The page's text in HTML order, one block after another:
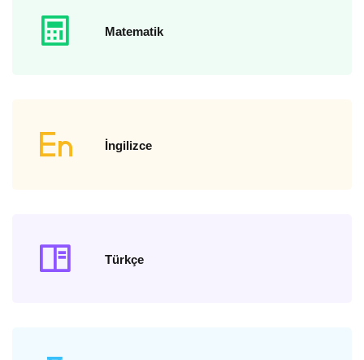
Matematik
İngilizce
Türkçe